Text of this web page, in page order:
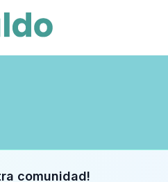
comunidad!